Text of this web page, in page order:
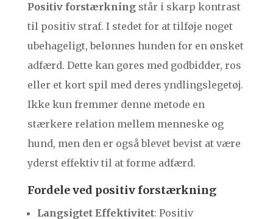
Positiv forstærkningstår i skarp kontrast
til positiv straf. I stedet for at tilføje noget
ubehageligt, belønnes hunden for en ønsket
adfærd. Dette kan gøres med godbidder, ros
eller et kort spil med deres yndlingslegetøj.
Ikke kun fremmer denne metode en
stærkere relation mellem menneske og
hund, men den er også blevet bevist at være
yderst effektiv til at forme adfærd.
Fordele ved positiv forstærkning
Langsigtet Effektivitet: Positiv